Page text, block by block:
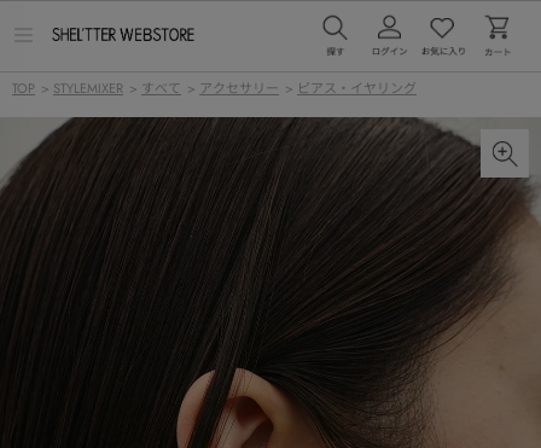
ー
く
TOP > STYLEMIXER > すべて > アクセサリー > ピアス・イヤリング